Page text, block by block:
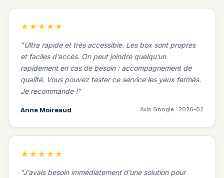
★★★★★
Ultra rapide et très accessible. Les box sont propres
et faciles d’accès. On peut joindre quelqu’un
rapidement en cas de besoin : accompagnement de
qualité. Vous pouvez tester ce service les yeux fermés.
Je recommande !
Anne Moireaud Avis Google · 2026-02
★★★★★
J’avais besoin immédiatement d’une solution pour